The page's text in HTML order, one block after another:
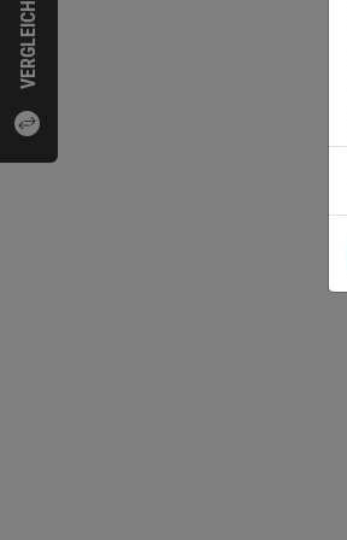
VERGLEICHEN